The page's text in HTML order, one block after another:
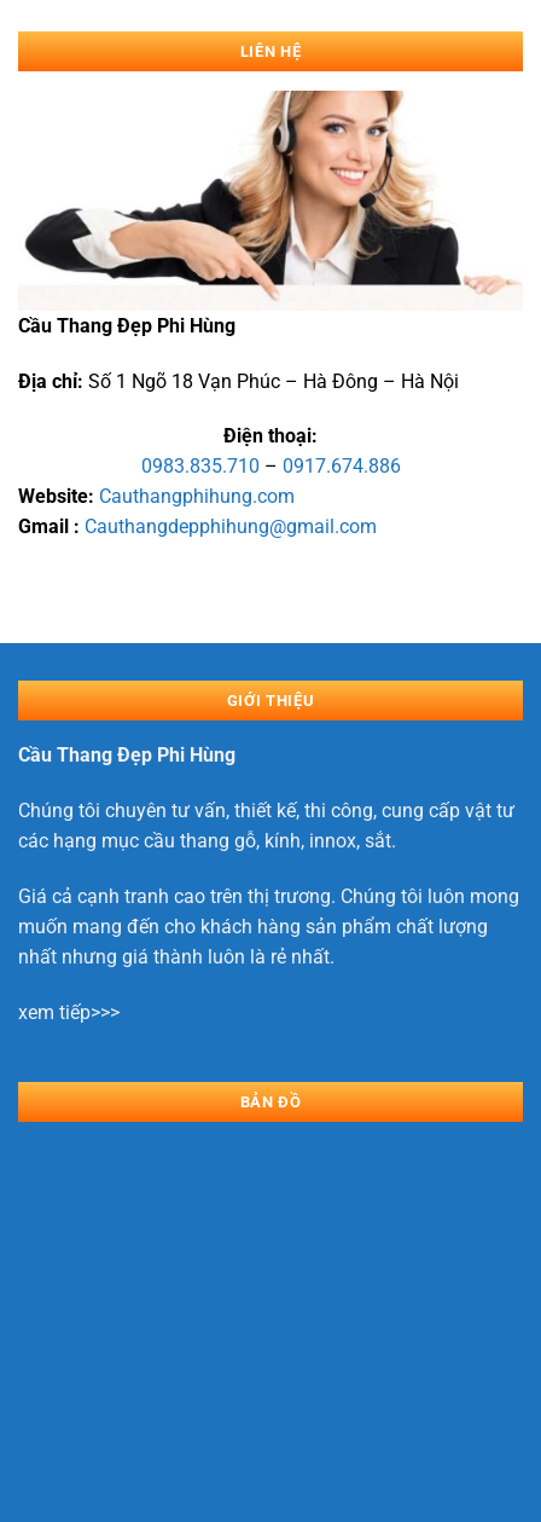
LIÊN HỆ
Cầu Thang Đẹp Phi Hùng
Địa chỉ: Số 1 Ngõ 18 Vạn Phúc – Hà Đông – Hà Nội
Điện thoại:
0983.835.710 – 0917.674.886
Website: Cauthangphihung.com
Gmail : Cauthangdepphihung@gmail.com
GIỚI THIỆU
Cầu Thang Đẹp Phi Hùng
Chúng tôi chuyên tư vấn, thiết kế, thi công, cung cấp vật tư
các hạng mục cầu thang gỗ, kính, innox, sắt.
Giá cả cạnh tranh cao trên thị trương. Chúng tôi luôn mong
muốn mang đến cho khách hàng sản phẩm chất lượng
nhất nhưng giá thành luôn là rẻ nhất.
xem tiếp>>>
BẢN ĐỒ